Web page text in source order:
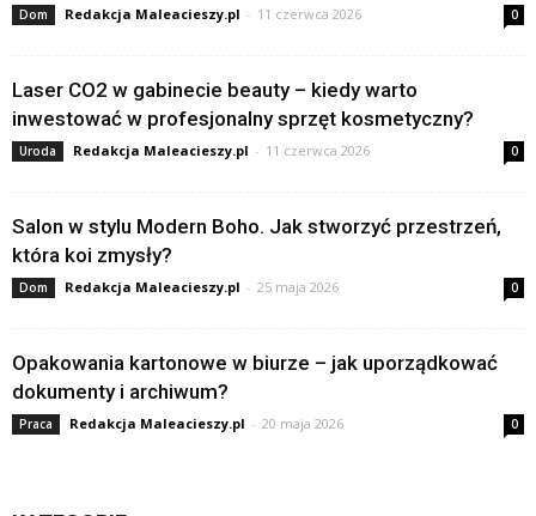
Dom Redakcja Maleacieszy.pl - 11 czerwca 2026 0
Laser CO2 w gabinecie beauty – kiedy warto
inwestować w profesjonalny sprzęt kosmetyczny?
Uroda Redakcja Maleacieszy.pl - 11 czerwca 2026 0
Salon w stylu Modern Boho. Jak stworzyć przestrzeń,
która koi zmysły?
Dom Redakcja Maleacieszy.pl - 25 maja 2026 0
Opakowania kartonowe w biurze – jak uporządkować
dokumenty i archiwum?
Praca Redakcja Maleacieszy.pl - 20 maja 2026 0